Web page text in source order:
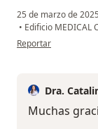
25 de marzo de 2025
• Edificio MEDICAL
en opinión del usuario
Reportar
Dra.
Muchas